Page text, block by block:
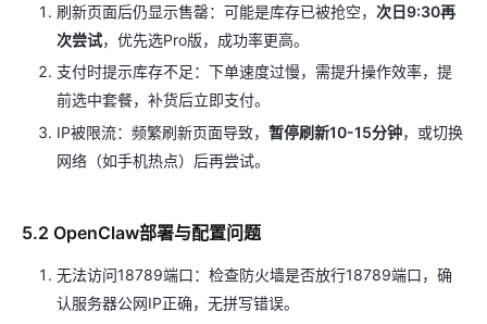
刷新页面后仍显示售罄：可能是库存已被抢空， 次日9:30再
次尝试，优先选Pro版，成功率更高。
支付时提示库存不足：下单速度过慢，需提升操作效率，提
前选中套餐，补货后立即支付。
IP被限流：频繁刷新页面导致， 暂停刷新10-15分钟，或切换
网络（如手机热点）后再尝试。
5.2 OpenClaw部署与配置问题
无法访问18789端口：检查防火墙是否放行18789端口，确
认服务器公网IP正确，无拼写错误。